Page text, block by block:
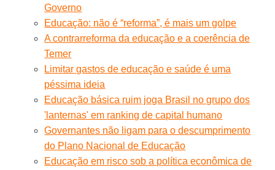
Governo
Educação: não é “reforma”, é mais um golpe
A contrarreforma da educação e a coerência de
Temer
Limitar gastos de educação e saúde é uma
péssima ideia
Educação básica ruim joga Brasil no grupo dos
'lanternas' em ranking de capital humano
Governantes não ligam para o descumprimento
do Plano Nacional de Educação
Educação em risco sob a política econômica de